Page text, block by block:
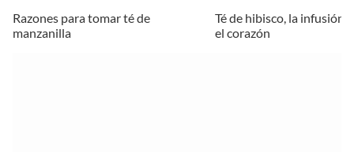
Razones para tomar té de
manzanilla
Té de hibisco, la infusión
el corazón